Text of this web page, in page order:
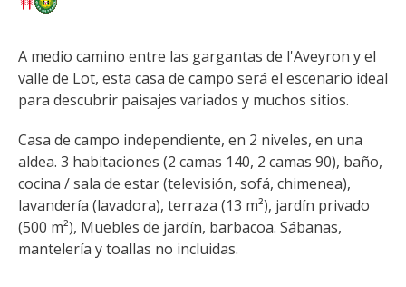
de cien
kilómetros
Francia
Otras hermosas aldeas
El Pays des Bastides du
Rouergue
Las ciudades y países de
arte y historia
A medio camino entre las gargantas de l'Aveyron y el
valle de Lot, esta casa de campo será el escenario ideal
para descubrir paisajes variados y muchos sitios.
Casa de campo independiente, en 2 niveles, en una
aldea. 3 habitaciones (2 camas 140, 2 camas 90), baño,
cocina / sala de estar (televisión, sofá, chimenea),
lavandería (lavadora), terraza (13 m²), jardín privado
(500 m²), Muebles de jardín, barbacoa. Sábanas,
mantelería y toallas no incluidas.